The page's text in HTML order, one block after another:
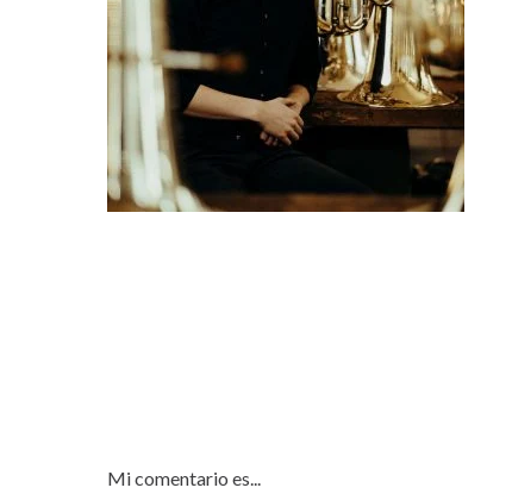
Mi comentario es...